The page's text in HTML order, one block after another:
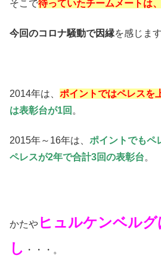
そこで待っていたチームメートは
今回のコロナ騒動で因縁を感じます
2014年は、 ポイントではペレスを
は表彰台が1回 。
2015年～16年は、 ポイントでもペ
ペレスが2年で合計3回の表彰台。
かたや ヒュルケンベル
し ・・・。